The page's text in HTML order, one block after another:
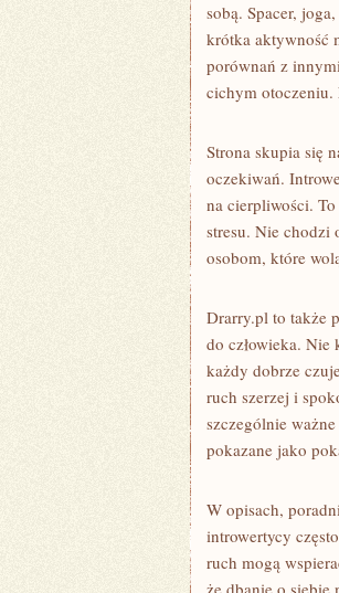
sobą. Spacer,
krótka aktywność
porównań z
cichym otoczeniu.
Strona skupia się
oczekiwań.
na cierpliwości.
stresu. Nie chodzi
osobom, które
Drarry.pl to także
do człowieka. Nie
każdy dobrze
ruch szerzej i
szczególnie
pokazane jako
W opisach,
introwertycy
ruch mogą
że dbanie o siebie